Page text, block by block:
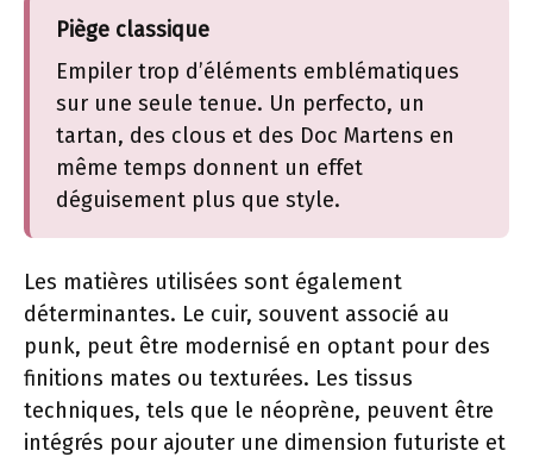
Piège classique
Empiler trop d’éléments emblématiques
sur une seule tenue. Un perfecto, un
tartan, des clous et des Doc Martens en
même temps donnent un effet
déguisement plus que style.
Les matières utilisées sont également
déterminantes. Le cuir, souvent associé au
punk, peut être modernisé en optant pour des
finitions mates ou texturées. Les tissus
techniques, tels que le néoprène, peuvent être
intégrés pour ajouter une dimension futuriste et